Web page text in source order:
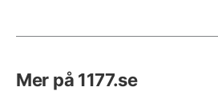
Mer på 1177.se